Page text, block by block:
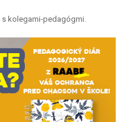
kolegami-pedagógmi.